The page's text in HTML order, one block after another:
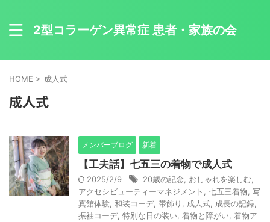
2型コラーゲン異常症 患者・家族の会
HOME > 成人式
成人式
メンバーブログ 新着
【工夫話】七五三の着物で成人式
2025/2/9 20歳の記念 おしゃれを楽しむ
アクセシビューティーマネジメント
七五三着物 写
真館体験 和装コーデ, 帯飾り 成人式 成長の記録
振袖コーデ, 特別な日の装い 着物と障がい 着物ア